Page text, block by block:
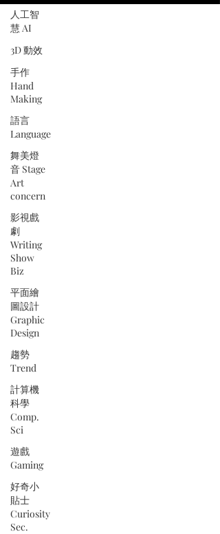
人工智
慧 AI
3D 動效
手作
Hand
Making
語言
Language
舞美燈
音 Stage
Art
concern
影視戲
劇
Writing
Show
Biz
平面繪
圖設計
Graphic
Design
趨勢
Trend
計算機
科學
Comp.
Sci
遊戲
Gaming
好奇小
貼士
Curiosity
Sec.